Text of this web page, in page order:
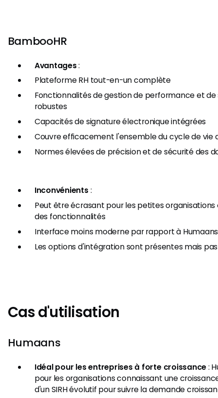
BambooHR
Avantages:
Plateforme RH tout-en-un complète
Fonctionnalités de gestion de performance et de
robustes
Capacités de signature électronique intégrées
Couvre efficacement l'ensemble du cycle de vie
Normes élevées de précision et de sécurité des
Inconvénients :
Peut être écrasant pour les petites organisations
des fonctionnalités
Interface moins moderne par rapport à Humaans
Les options d'intégration sont présentes mais
Cas d'utilisation
Humaans
Idéal pour les entreprises à forte croissance:
pour les organisations connaissant une
d'un SIRH évolutif pour suivre la demande